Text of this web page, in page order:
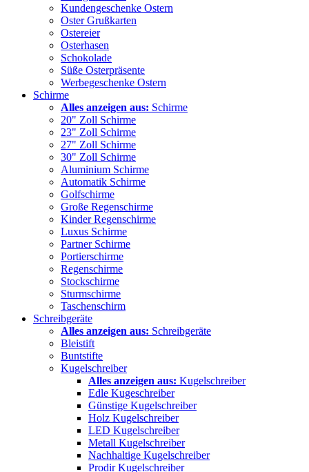
Kundengeschenke Ostern
Oster Grußkarten
Ostereier
Osterhasen
Schokolade
Süße Osterpräsente
Werbegeschenke Ostern
Schirme
Alles anzeigen aus: Schirme
20" Zoll Schirme
23" Zoll Schirme
27" Zoll Schirme
30" Zoll Schirme
Aluminium Schirme
Automatik Schirme
Golfschirme
Große Regenschirme
Kinder Regenschirme
Luxus Schirme
Partner Schirme
Portierschirme
Regenschirme
Stockschirme
Sturmschirme
Taschenschirm
Schreibgeräte
Alles anzeigen aus: Schreibgeräte
Bleistift
Buntstifte
Kugelschreiber
Alles anzeigen aus: Kugelschreiber
Edle Kugeschreiber
Günstige Kugelschreiber
Holz Kugelschreiber
LED Kugelschreiber
Metall Kugelschreiber
Nachhaltige Kugelschreiber
Prodir Kugelschreiber